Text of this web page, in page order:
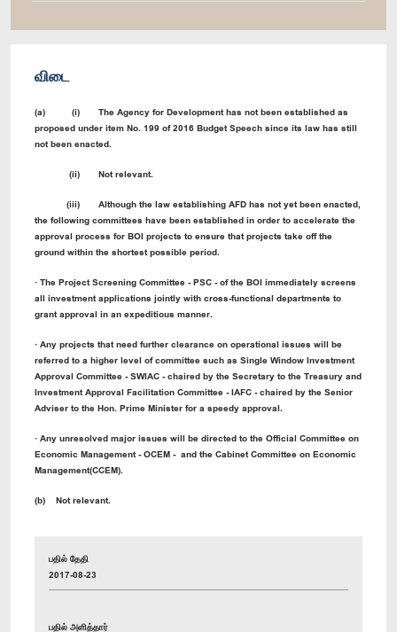
விடை
(a) (i) The Agency for Development has not been established as
proposed under item No. 199 of 2016 Budget Speech since its law has still
not been enacted.
(ii) Not relevant.
(iii) Although the law establishing AFD has not yet been enacted,
the following committees have been established in order to accelerate the
approval process for BOI projects to ensure that projects take off the
ground within the shortest possible period.
· The Project Screening Committee - PSC - of the BOI immediately screens
all investment applications jointly with cross-functional departments to
grant approval in an expeditious manner.
· Any projects that need further clearance on operational issues will be
referred to a higher level of committee such as Single Window Investment
Approval Committee - SWIAC - chaired by the Secretary to the Treasury and
Investment Approval Facilitation Committee - IAFC - chaired by the Senior
Adviser to the Hon. Prime Minister for a speedy approval.
· Any unresolved major issues will be directed to the Official Committee on
Economic Management - OCEM - and the Cabinet Committee on Economic
Management(CCEM).
(b) Not relevant.
பதில் தேதி
2017-08-23
பதில் அளித்தார்